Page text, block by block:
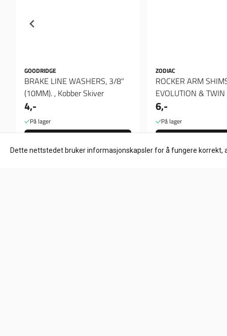
GOODRIDGE
BRAKE LINE WASHERS, 3/8"
(10MM). , Kobber Skiver
4,-
På lager
ZODIAC
ROCKER ARM
EVOLUTION &
Spacer 012"
6,-
På lager
Dette nettstedet bruker informasjonskapsler for å fungere korrekt,